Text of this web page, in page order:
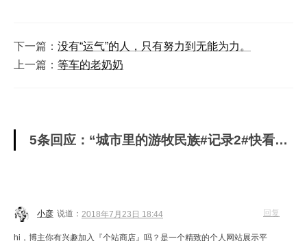
下一篇： 没有“运气”的人，只有努力到无能为力。
上一篇： 等车的老奶奶
5条回应：“城市里的游牧民族#记录2#快看，灰机”
小彦 说道： 2018年7月23日 18:44
hi，博主你有兴趣加入『个站商店』吗？是一个精致的个人网站展示平
回复